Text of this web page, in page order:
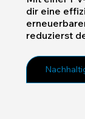
dir eine
reduzierst